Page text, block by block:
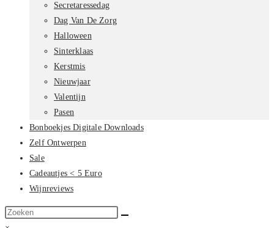
Secretaressedag
Dag Van De Zorg
Halloween
Sinterklaas
Kerstmis
Nieuwjaar
Valentijn
Pasen
Bonboekjes Digitale Downloads
Zelf Ontwerpen
Sale
Cadeautjes < 5 Euro
Wijnreviews
Zoek